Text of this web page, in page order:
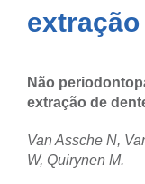
Não
extração de
Van Assche N,
W, Quirynen M.